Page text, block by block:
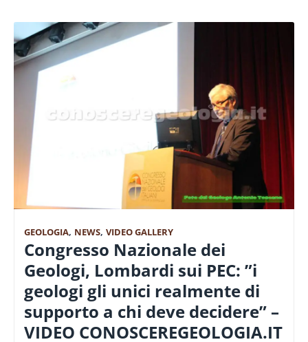
GEOLOGIA, NEWS, VIDEO GALLERY
Congresso Nazionale dei
Geologi, Lombardi sui PEC: ”i
geologi gli unici realmente di
supporto a chi deve decidere” –
VIDEO CONOSCEREGEOLOGIA.IT